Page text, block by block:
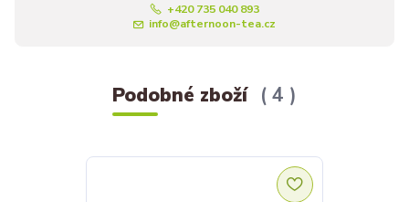
+420 735 040 893
info@afternoon-tea.cz
Podobné zboží 4